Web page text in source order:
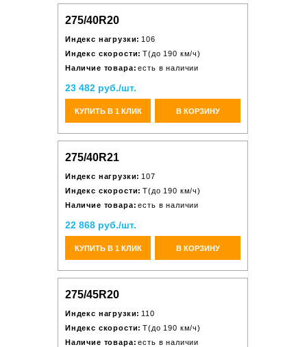
275/40R20
Индекс нагрузки: 106
Индекс скорости: T(до 190 км/ч)
Наличие товара: есть в наличии
23 482 руб./шт.
КУПИТЬ В 1 КЛИК В КОРЗИНУ
275/40R21
Индекс нагрузки: 107
Индекс скорости: T(до 190 км/ч)
Наличие товара: есть в наличии
22 868 руб./шт.
КУПИТЬ В 1 КЛИК В КОРЗИНУ
275/45R20
Индекс нагрузки: 110
Индекс скорости: T(до 190 км/ч)
Наличие товара: есть в наличии